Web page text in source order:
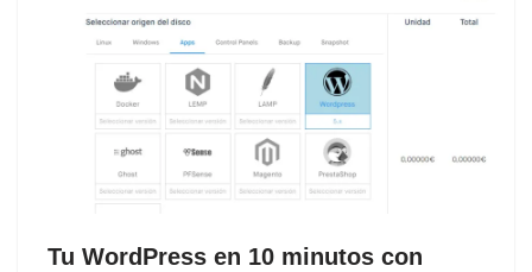
Tu WordPress en 10 minutos con